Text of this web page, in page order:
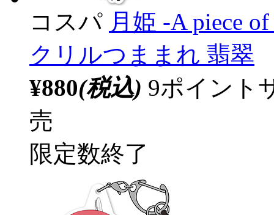
コスパ 月姫 -A piece
クリルつままれ 翡翠
¥880(税込) 9ポイント
売
限定数終了